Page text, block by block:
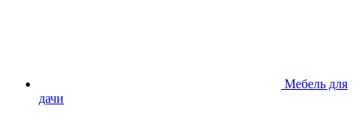
Мебель для
дачи